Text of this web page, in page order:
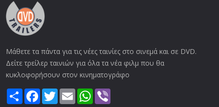
Μάθετε τα πάντα για τις νέες ταινίες στο σινεμά και σε DVD.
Δείτε τρείλερ ταινιών για όλα τα νέα φιλμ που θα
κυκλοφορήσουν στον κινηματογράφο
ShareFacebook
TwitterEmail WhatsApp